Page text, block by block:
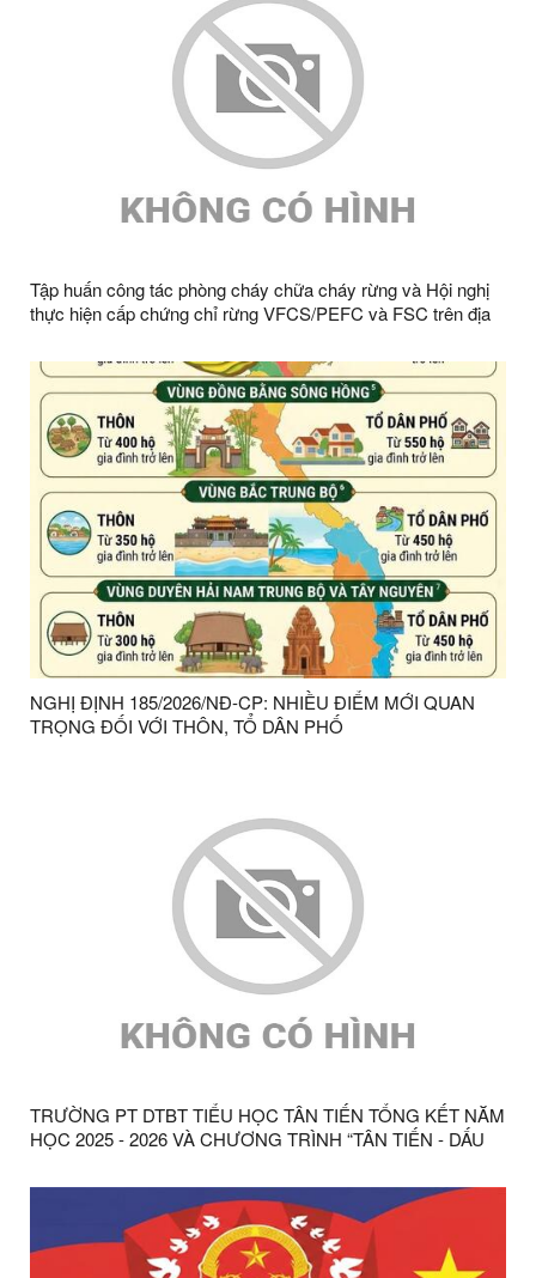
Tập huấn công tác phòng cháy chữa cháy rừng và Hội nghị
thực hiện cấp chứng chỉ rừng VFCS/PEFC và FSC trên địa
NGHỊ ĐỊNH 185/2026/NĐ-CP: NHIỀU ĐIỂM MỚI QUAN
TRỌNG ĐỐI VỚI THÔN, TỔ DÂN PHỐ
TRƯỜNG PT DTBT TIỂU HỌC TÂN TIẾN TỔNG KẾT NĂM
HỌC 2025 - 2026 VÀ CHƯƠNG TRÌNH “TÂN TIẾN - DẤU